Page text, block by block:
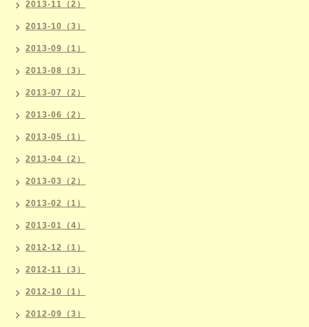
2013-11（2）
2013-10（3）
2013-09（1）
2013-08（3）
2013-07（2）
2013-06（2）
2013-05（1）
2013-04（2）
2013-03（2）
2013-02（1）
2013-01（4）
2012-12（1）
2012-11（3）
2012-10（1）
2012-09（3）